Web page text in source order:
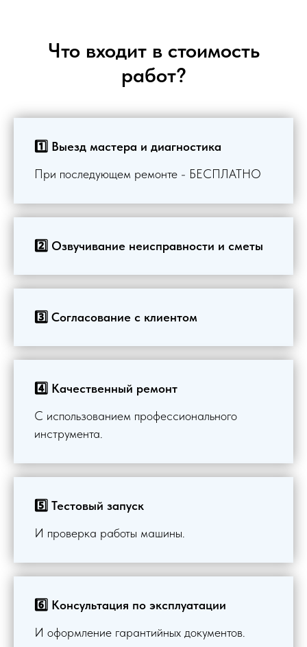
Что входит в стоимость
работ?
1️⃣ Выезд мастера и диагностика
При последующем ремонте - БЕСПЛАТНО
2️⃣ Озвучивание неисправности и сметы
3️⃣ Согласование с клиентом
4️⃣ Качественный ремонт
С использованием профессионального
инструмента.
5️⃣ Тестовый запуск
И проверка работы машины.
6️⃣ Консультация по эксплуатации
И оформление гарантийных документов.